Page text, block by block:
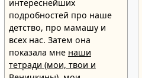
интереснейших
подробностей про наше
детство, про мамашу и
всех нас. Затем она
показала мне наши
тетради (мои, твои и